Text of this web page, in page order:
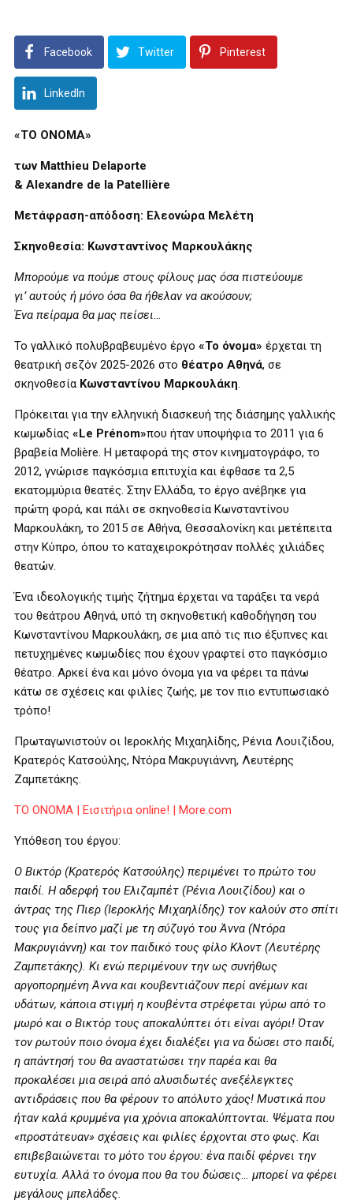
Facebook Twitter Pinterest
LinkedIn
«ΤΟ ΟΝΟΜΑ»
τωνMatthieu Delaporte
& Alexandre de la Patellière
Μετάφραση-απόδοση: Ελεονώρα Μελέτη
Σκηνοθεσία: Κωνσταντίνος Μαρκουλάκης
Μπορούμε να πούμε στους φίλους μας όσα πιστεύουμε
γι’ αυτούς ή μόνο όσα θα ήθελαν να ακούσουν;
Ένα πείραμα θα μας πείσει…
Το γαλλικό πολυβραβευμένο έργο «Το όνομα» έρχεται τη
θεατρική σεζόν 2025-2026 στο θέατρο Αθηνά, σε
σκηνοθεσία Κωνσταντίνου Μαρκουλάκη.
Πρόκειται για την ελληνική διασκευή της διάσημης γαλλικής
κωμωδίας «Le Prénom»που ήταν υποψήφια το 2011 για 6
βραβεία Molière. Η μεταφορά της στον κινηματογράφο, το
2012, γνώρισε παγκόσμια επιτυχία και έφθασε τα 2,5
εκατομμύρια θεατές. Στην Ελλάδα, το έργο ανέβηκε για
πρώτη φορά, και πάλι σε σκηνοθεσία Κωνσταντίνου
Μαρκουλάκη, το 2015 σε Αθήνα, Θεσσαλονίκη και μετέπειτα
στην Κύπρο, όπου το καταχειροκρότησαν πολλές χιλιάδες
θεατών.
Ένα ιδεολογικής τιμής ζήτημα έρχεται να ταράξει τα νερά
του θεάτρου Αθηνά, υπό τη σκηνοθετική καθοδήγηση του
Κωνσταντίνου Μαρκουλάκη, σε μια από τις πιο έξυπνες και
πετυχημένες κωμωδίες που έχουν γραφτεί στο παγκόσμιο
θέατρο. Αρκεί ένα και μόνο όνομα για να φέρει τα πάνω
κάτω σε σχέσεις και φιλίες ζωής, με τον πιο εντυπωσιακό
τρόπο!
Πρωταγωνιστούν οι Ιεροκλής Μιχαηλίδης, Ρένια Λουιζίδου,
Κρατερός Κατσούλης, Ντόρα Μακρυγιάννη, Λευτέρης
Ζαμπετάκης.
ΤΟ ΟΝΟΜΑ | Εισιτήρια online! | More.com
Υπόθεση του έργου:
Ο Βικτόρ (Κρατερός Κατσούλης) περιμένει το πρώτο του
παιδί. Η αδερφή του Ελιζαμπέτ (Ρένια Λουιζίδου) και ο
άντρας της Πιερ (Ιεροκλής Μιχαηλίδης) τον καλούν στο σπίτι
τους για δείπνο μαζί με τη σύζυγό του Άννα (Ντόρα
Μακρυγιάννη) και τον παιδικό τους φίλο Κλοντ (Λευτέρης
Ζαμπετάκης). Κι ενώ περιμένουν την ως συνήθως
αργοπορημένη Άννα και κουβεντιάζουν περί ανέμων και
υδάτων, κάποια στιγμή η κουβέντα στρέφεται γύρω από το
μωρό και ο Βικτόρ τους αποκαλύπτει ότι είναι αγόρι! Όταν
τον ρωτούν ποιο όνομα έχει διαλέξει για να δώσει στο παιδί,
η απάντησή του θα αναστατώσει την παρέα και θα
προκαλέσει μια σειρά από αλυσιδωτές ανεξέλεγκτες
αντιδράσεις που θα φέρουν το απόλυτο χάος! Μυστικά που
ήταν καλά κρυμμένα για χρόνια αποκαλύπτονται. Ψέματα που
«προστάτευαν» σχέσεις και φιλίες έρχονται στο φως. Και
επιβεβαιώνεται το μότο του έργου: ένα παιδί φέρνει την
ευτυχία. Αλλά το όνομα που θα του δώσεις… μπορεί να φέρει
μεγάλους μπελάδες.